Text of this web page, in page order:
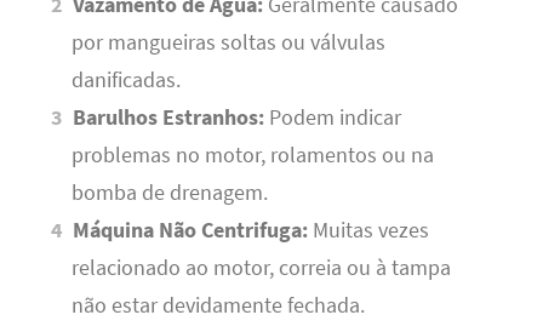
por mangueiras soltas ou válvulas
danificadas.
Barulhos Estranhos: Podem indicar
problemas no motor, rolamentos ou na
bomba de drenagem.
Máquina Não Centrifuga: Muitas vezes
relacionado ao motor, correia ou à tampa
não estar devidamente fechada.